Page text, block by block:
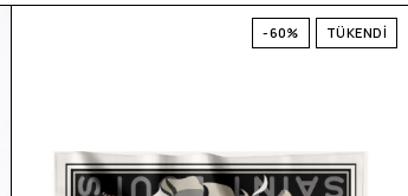
-60% TÜKENDİ